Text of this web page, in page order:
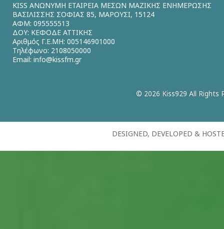
KISS ΑΝΩΝΥΜΗ ΕΤΑΙΡΕΙΑ ΜΕΣΩΝ ΜΑΖΙΚΗΣ ΕΝΗΜΕΡΩΣΗΣ
ΒΑΣΙΛΙΣΣΗΣ ΣΟΦΙΑΣ 85, ΜΑΡΟΥΣΙ, 15124
ΑΦΜ: 095555513
ΔΟΥ: ΚΕΦΟΔΕ ΑΤΤΙΚΗΣ
Αριθμός Γ.Ε.ΜΗ: 005146901000
Τηλέφωνο: 2108050000
Email: info@kissfm.gr
© 2026 Kiss929 All Rights
DESIGNED, DEVELOPED &